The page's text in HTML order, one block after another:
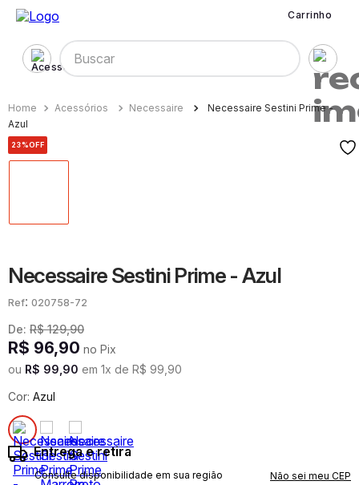
Carrinho
Buscar
Acessórios Necessaire
Necessaire Sestini Prime -
Azul
23%OFF
Necessaire Sestini Prime - Azul
: 020758-72
De: R$ 129,90
R$ 96,90 no Pix
ou R$ 99 90 em 1x de R$ 99 90
Cor: Azul
Entrega e retira
Consulte disponibilidade em sua região Não sei meu CEP